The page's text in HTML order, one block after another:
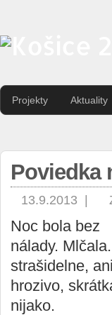
Projekty Aktuality
Poviedka
13.9.2013 |
Noc bola bez
nálady.
strašidelne, ani
hrozivo,
nijako.